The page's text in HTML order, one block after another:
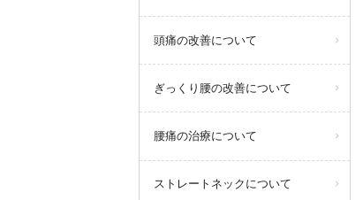
頭痛の改善について
ぎっくり腰の改善について
腰痛の治療について
ストレートネックについて